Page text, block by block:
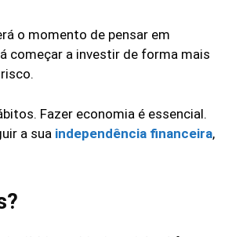
o momento de pensar em
começar a investir de forma mais
Fazer economia é essencial.
a sua independência financeira,